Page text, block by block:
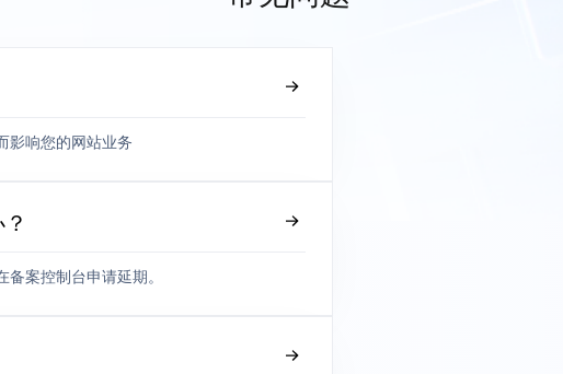
影响您的网站业务
案控制台申请延期。